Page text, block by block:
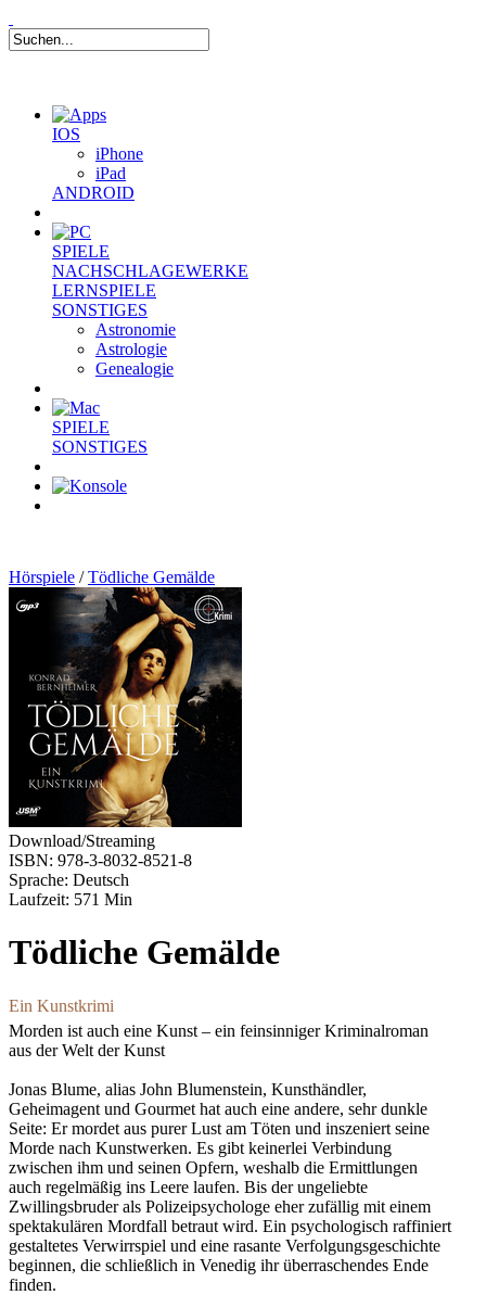
IOS
iPhone
iPad
ANDROID
SPIELE
NACHSCHLAGEWERKE
LERNSPIELE
SONSTIGES
Astronomie
Astrologie
Genealogie
SPIELE
SONSTIGES
Hörspiele /Tödliche Gemälde
Download/Streaming
ISBN: 978-3-8032-8521-8
Sprache: Deutsch
Laufzeit: 571 Min
Tödliche Gemälde
Ein Kunstkrimi
Morden ist auch eine Kunst – ein feinsinniger Kriminalroman
aus der Welt der Kunst
Jonas Blume, alias John Blumenstein, Kunsthändler,
Geheimagent und Gourmet hat auch eine andere, sehr dunkle
Seite: Er mordet aus purer Lust am Töten und inszeniert seine
Morde nach Kunstwerken. Es gibt keinerlei Verbindung
zwischen ihm und seinen Opfern, weshalb die Ermittlungen
auch regelmäßig ins Leere laufen. Bis der ungeliebte
Zwillingsbruder als Polizeipsychologe eher zufällig mit einem
spektakulären Mordfall betraut wird. Ein psychologisch raffiniert
gestaltetes Verwirrspiel und eine rasante Verfolgungsgeschichte
beginnen, die schließlich in Venedig ihr überraschendes Ende
finden.